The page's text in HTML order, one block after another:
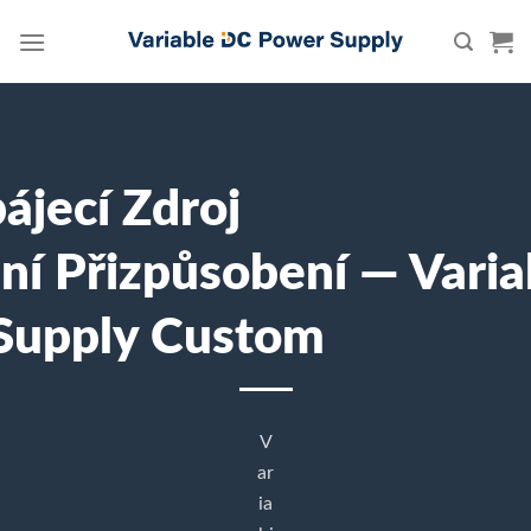
Zdroj
Přizpůsobení —
Custom
V
ar
ia